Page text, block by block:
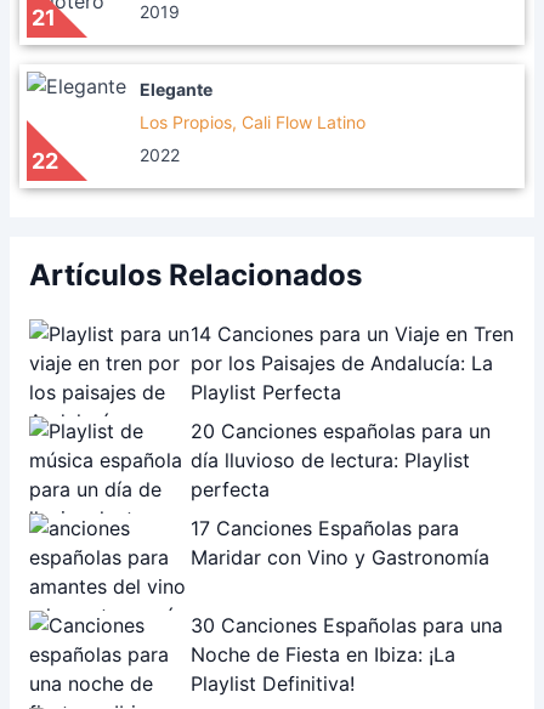
21
2019
22
Elegante
Los Propios, Cali Flow Latino
2022
Artículos Relacionados
14 Canciones para un Viaje en Tren
por los Paisajes de Andalucía: La
Playlist Perfecta
20 Canciones españolas para un
día lluvioso de lectura: Playlist
perfecta
17 Canciones Españolas para
Maridar con Vino y Gastronomía
30 Canciones Españolas para una
Noche de Fiesta en Ibiza: ¡La
Playlist Definitiva!